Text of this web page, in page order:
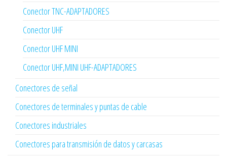
Conector TNC-ADAPTADORES
Conector UHF
Conector UHF MINI
Conector UHF,MINI UHF-ADAPTADORES
Conectores de señal
Conectores de terminales y puntas de cable
Conectores industriales
Conectores para transmisión de datos y carcasas